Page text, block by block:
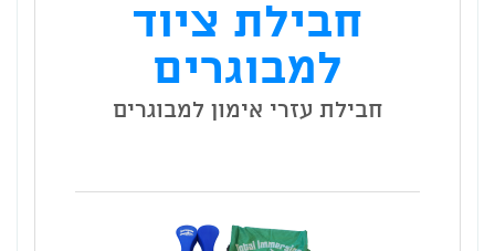
169 ₪.
חבילת ציוד
למבוגרים
חבילת עזרי אימון למבוגרים